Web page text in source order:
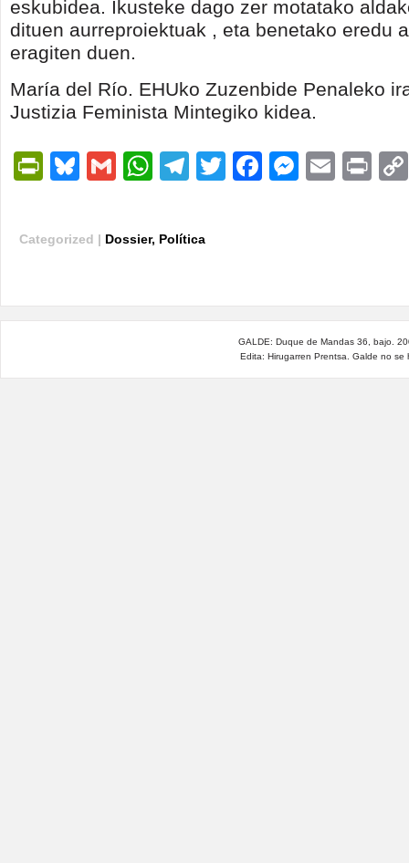
eskubidea. Ikusteke dago zer motatako
dituen aurreproiektuak , eta benetako eredu
eragiten duen.
María del Río. EHUko Zuzenbide Penaleko
Justizia Feminista Mintegiko kidea.
PrintFriendly
Bluesky
GmailWhatsApp
Telegram
TwitterFacebook
Email
Categorized | Dossier, Política
GALDE: Duque de Mandas 36, bajo.
Edita: Hirugarren Prentsa. Galde no